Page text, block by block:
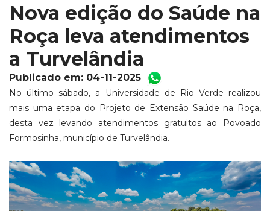
Nova edição do Saúde na
Roça leva atendimentos
a Turvelândia
Publicado em: 04-11-2025
No último sábado, a Universidade de Rio Verde realizou
mais uma etapa do Projeto de Extensão Saúde na Roça,
desta vez levando atendimentos gratuitos ao Povoado
Formosinha, município de Turvelândia.